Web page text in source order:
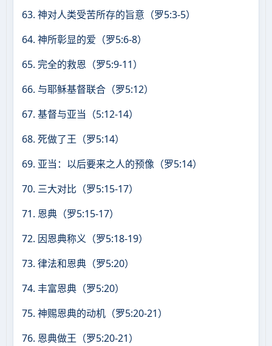
63. 神对人类受苦所存的旨意（罗5:3-5）
64. 神所彰显的爱（罗5:6-8）
65. 完全的救恩（罗5:9-11）
66. 与耶稣基督联合（罗5:12）
67. 基督与亚当（5:12-14）
68. 死做了王（罗5:14）
69. 亚当：以后要来之人的预像（罗5:14）
70. 三大对比（罗5:15-17）
71. 恩典（罗5:15-17）
72. 因恩典称义（罗5:18-19）
73. 律法和恩典（罗5:20）
74. 丰富恩典（罗5:20）
75. 神赐恩典的动机（罗5:20-21）
76. 恩典做王（罗5:20-21）